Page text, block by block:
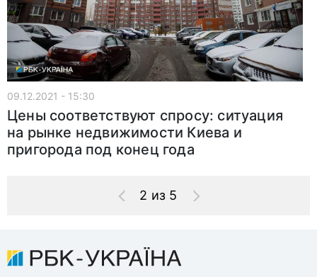
09.12.2021 - 15:30
Цены соответствуют спросу: ситуация
на рынке недвижимости Киева и
пригорода под конец года
2 из 5